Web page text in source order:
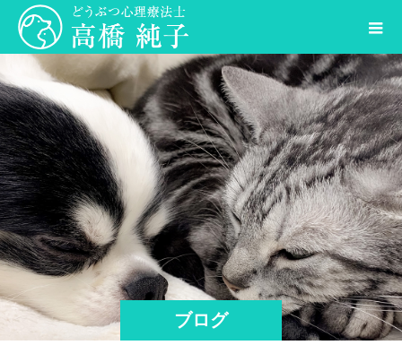
ブログ